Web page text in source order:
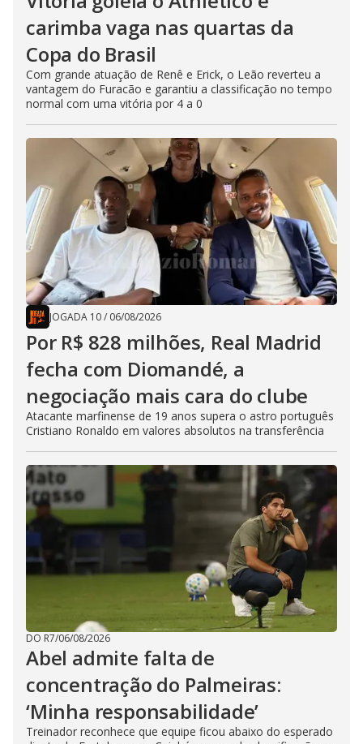
carimba vaga nas quartas da
Copa do Brasil
Com grande atuação de Renê e Erick, o Leão reverteu a
vantagem do Furacão e garantiu a classificação no tempo
normal com uma vitória por 4 a 0
JOGADA 10/ 06/08/2026
Por R$ 828 milhões, Real Madrid
fecha com Diomandé, a
negociação mais cara do clube
Atacante marfinense de 19 anos supera o astro português
Cristiano Ronaldo em valores absolutos na transferência
DO R7/06/08/2026
Abel admite falta de
concentração do Palmeiras:
‘Minha responsabilidade’
Treinador reconhece que equipe ficou abaixo do esperado